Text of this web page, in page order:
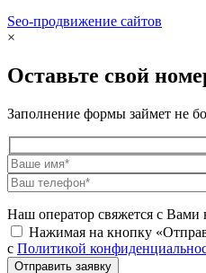
Seo-продвижение сайтов
×
Оставьте свой
Заполнение формы займет не
Наш оператор свяжется с Вами
Нажимая на кнопку
с Политикой